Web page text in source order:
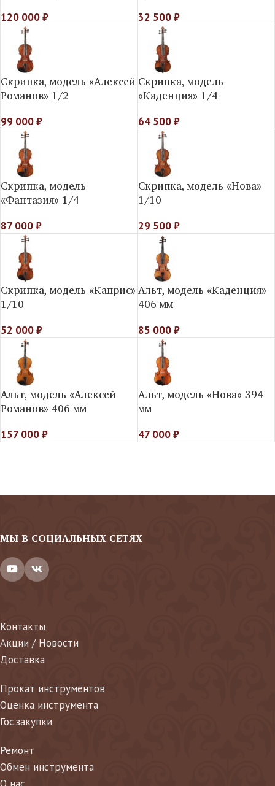
120 000₽ 32 500₽
Скрипка, модель «Алексей
Романов» 1/2
99 000₽
Скрипка, модель
«Каденция» 1/4
64 500₽
Скрипка, модель
«Фантазия» 1/4
87 000₽
Скрипка, модель «Нова»
1/10
29 500₽
Скрипка, модель «Каприс»
1/10
52 000₽
Альт, модель «Каденция»
406 мм
85 000₽
Альт, модель «Алексей
Романов» 406 мм
157 000₽
Альт, модель «Нова» 394
мм
47 000₽
МЫ В СОЦИАЛЬНЫХ СЕТЯХ
Контакты
Акции / Новости
Доставка
Прокат инструментов
Оценка инструмента
Гос.закупки
Ремонт
Обмен инструмента